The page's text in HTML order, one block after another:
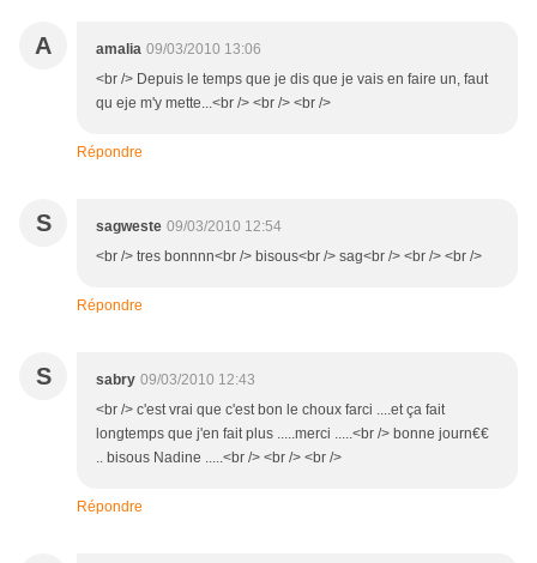
A amalia 09/03/2010 13:06
<br /> Depuis le temps que je dis que je vais en faire un, faut
qu eje m'y mette...<br /> <br /> <br />
Répondre
S sagweste 09/03/2010 12:54
<br /> tres bonnnn<br /> bisous<br /> sag<br /> <br /> <br />
Répondre
S sabry 09/03/2010 12:43
<br /> c'est vrai que c'est bon le choux farci ....et ça fait
longtemps que j'en fait plus .....merci .....<br /> bonne journ€€
.. bisous Nadine .....<br /> <br /> <br />
Répondre